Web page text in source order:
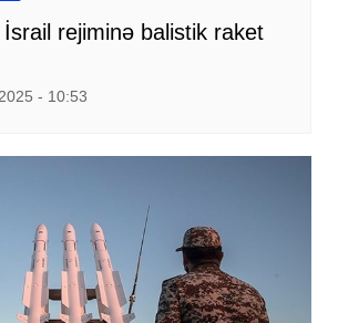
rejiminə balistik raket
- 10:53